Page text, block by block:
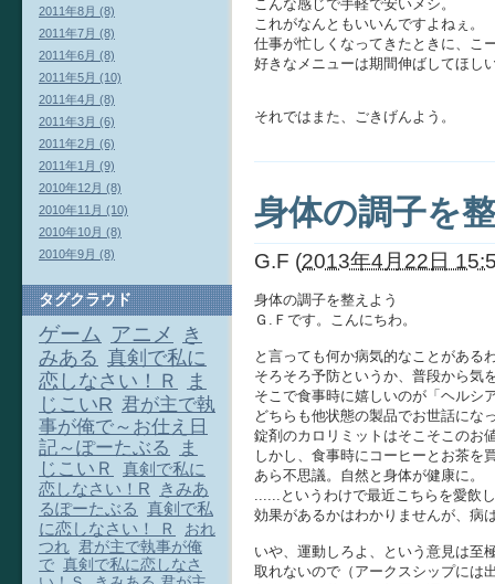
こんな感じで手軽で安いメシ。
これがなんともいいんですよねぇ。
仕事が忙しくなってきたときに、こ
好きなメニューは期間伸ばしてほし
それではまた、ごきげんよう。
身体の調子を
G.F (2013年4月22日
身体の調子を整えよう
Ｇ.Ｆです。こんにちわ。
と言っても何か病気的なことがある
そろそろ予防というか、普段から気
そこで食事時に嬉しいのが「ヘルシ
どちらも他状態の製品でお世話にな
錠剤のカロリミットはそこそこのお
しかし、食事時にコーヒーとお茶を
あら不思議。自然と身体が健康に。
......というわけで最近こちらを愛飲
効果があるかはわかりませんが、病
いや、運動しろよ、という意見は至
取れないので（アークスシップには
2011年8月 (8)
2011年7月 (8)
2011年6月 (8)
2011年5月 (10)
2011年4月 (8)
2011年3月 (6)
2011年2月 (6)
2011年1月 (9)
2010年12月 (8)
2010年11月 (10)
2010年10月 (8)
2010年9月 (8)
タグクラウド
ゲーム アニメ
き
みある 真剣で私に
恋しなさい！Ｒ
ま
じこいR 君が主で執
事が俺で～お仕え日
記～ぽーたぶる
ま
じこいＲ
真剣で私に
恋しなさい！R
きみあ
るぽーたぶる 真剣で私
に恋しなさい！ Ｒ
おれ
つれ 君が主で執事が俺
で 真剣で私に恋しなさ